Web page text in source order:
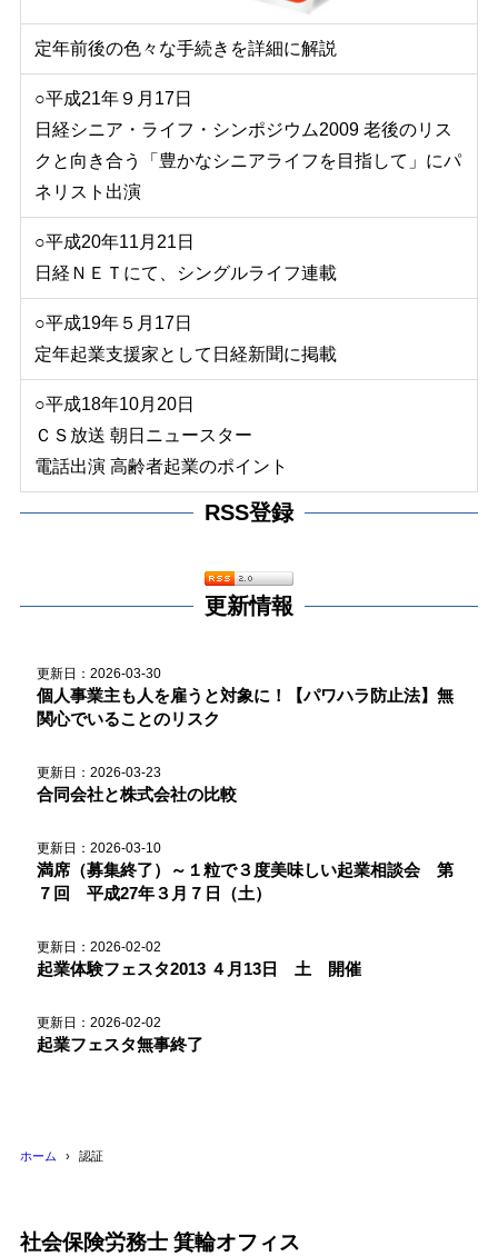
定年前後の色々な手続きを詳細に解説
○平成21年９月17日
日経シニア・ライフ・シンポジウム2009 老後のリス
クと向き合う「豊かなシニアライフを目指して」にパ
ネリスト出演
○平成20年11月21日
日経ＮＥＴにて、シングルライフ連載
○平成19年５月17日
定年起業支援家として日経新聞に掲載
○平成18年10月20日
ＣＳ放送 朝日ニュースター
電話出演 高齢者起業のポイント
RSS登録
更新情報
更新日：2026-03-30
個人事業主も人を雇うと対象に！【パワハラ防止法】無
関心でいることのリスク
更新日：2026-03-23
合同会社と株式会社の比較
更新日：2026-03-10
満席（募集終了）～１粒で３度美味しい起業相談会 第
７回 平成27年３月７日（土）
更新日：2026-02-02
起業体験フェスタ2013 ４月13日 土 開催
更新日：2026-02-02
起業フェスタ無事終了
ホーム 認証
社会保険労務士 箕輪オフィス